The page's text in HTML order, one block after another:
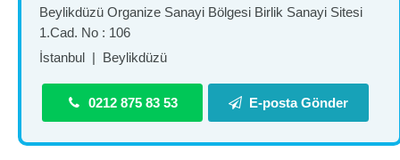
Beylikdüzü Organize Sanayi Bölgesi Birlik Sanayi Sitesi
1.Cad. No : 106
İstanbul | Beylikdüzü
0212 875 83 53 E-posta Gönder